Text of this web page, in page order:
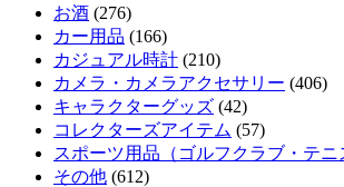
お酒 (276)
カー用品 (166)
カジュアル時計 (210)
カメラ・カメラアクセサリー (406)
キャラクターグッズ (42)
コレクターズアイテム (57)
スポーツ用品（ゴルフクラブ・テニ
その他 (612)